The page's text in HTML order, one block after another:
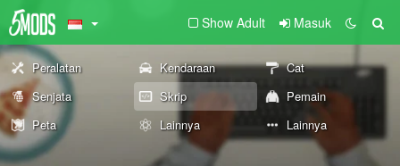
Show Adult Masuk
Peralatan Kendaraan
Cat
Senjata
Skrip
Pemain
Peta
Lainnya Lainnya